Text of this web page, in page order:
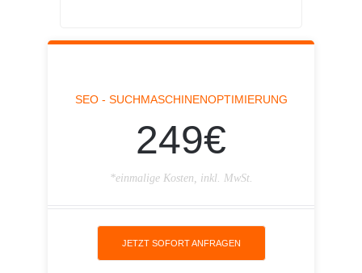
SEO - SUCHMASCHINENOPTIMIERUNG
249€
*einmalige Kosten, inkl. MwSt.
JETZT SOFORT ANFRAGEN